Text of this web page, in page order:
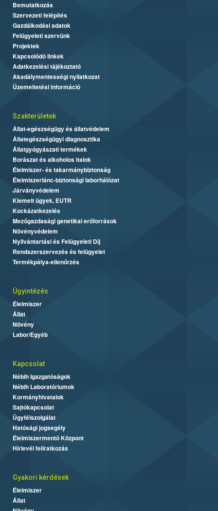
Bemutatkozás
Szervezeti felépítés
Gazdálkodási adatok
Felügyeleti szervünk
Projektek
Kapcsolódó linkek
Adatkezelési tájékoztató
Akadálymentességi nyilatkozat
Üzemeltetési információ
Szakterületek
Állat-egészségügy és állatvédelem
Állategészségügyi diagnosztika
Állatgyógyászati termékek
Borászat és alkoholos italok
Élelmiszer- és takarmánybiztonság
Élelmiszerlánc-biztonsági laborhálózat
Járványvédelem
Kiemelt ügyek, EUTR
Kockázatkezelés
Mezőgazdasági genetikai erőforrások
Növényvédelem
Nyilvántartási és Felügyeleti Díj
Rendszerszervezés és felügyelet
Termékpálya-ellenőrzés
Ügyintézés
Élelmiszer
Állat
Növény
Labor/Egyéb
Kapcsolat
Nébih Igazgatóságok
Nébih Laboratóriumok
Kormányhivatalok
Sajtókapcsolat
Ügyfélszolgálat
Hatósági jogsegély
Élelmiszermentő Központ
Hírlevél feliratkozás
Gyakori kérdések
Élelmiszer
Állat